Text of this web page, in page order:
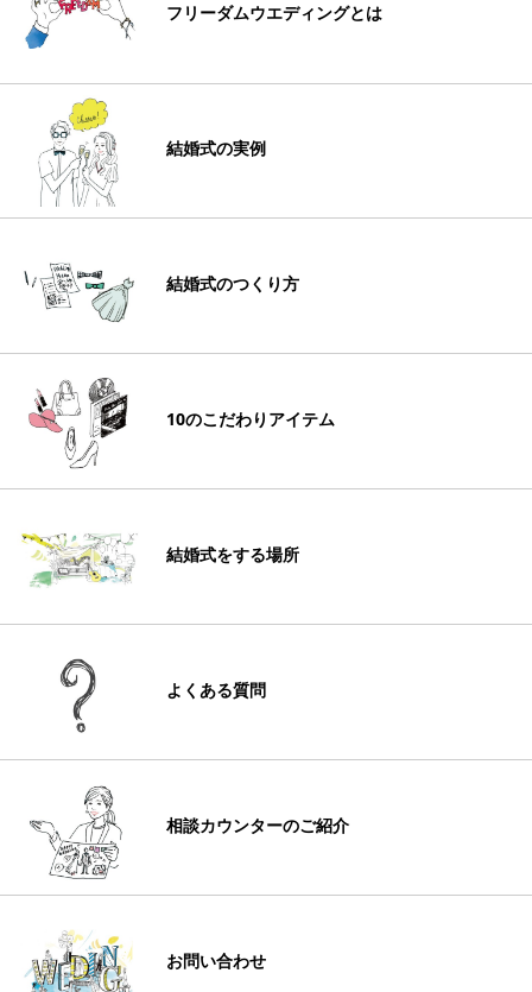
フリーダムウエディングとは
結婚式の実例
結婚式のつくり方
10のこだわりアイテム
結婚式をする場所
よくある質問
相談カウンターのご紹介
お問い合わせ